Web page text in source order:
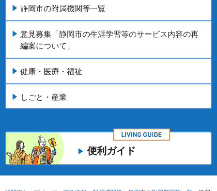
静岡市の附属機関等一覧
意見募集「静岡市の生涯学習等のサービス内容の再
編案について」
健康・医療・福祉
しごと・産業
便利ガイド